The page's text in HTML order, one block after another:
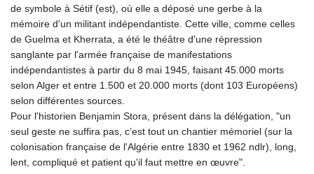
de symbole à Sétif (est), où elle a déposé une gerbe à la
mémoire d'un militant indépendantiste. Cette ville, comme celles
de Guelma et Kherrata, a été le théâtre d'une répression
sanglante par l'armée française de manifestations
indépendantistes à partir du 8 mai 1945, faisant 45.000 morts
selon Alger et entre 1.500 et 20.000 morts (dont 103 Européens)
selon différentes sources.
Pour l'historien Benjamin Stora, présent dans la délégation, "un
seul geste ne suffira pas, c’est tout un chantier mémoriel (sur la
colonisation française de l'Algérie entre 1830 et 1962 ndlr), long,
lent, compliqué et patient qu'il faut mettre en œuvre".